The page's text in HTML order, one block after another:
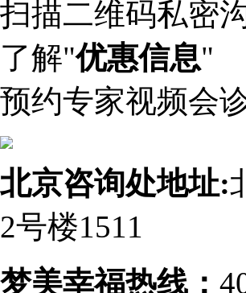
扫描二维码私密
了解"优惠信息"
预约专家视频会
北京咨询处地址:
2号楼1511
梦美幸福热线：